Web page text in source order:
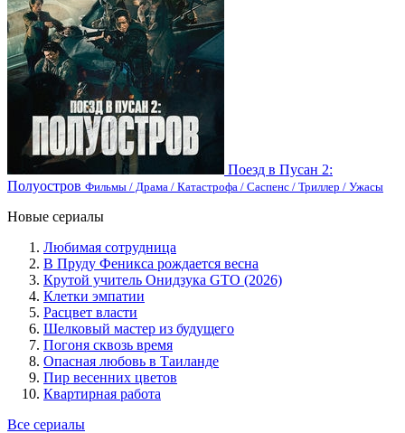
Поезд в Пусан 2:
Полуостров Фильмы / Драма / Катастрофа / Саспенс / Триллер / Ужасы
Новые сериалы
Любимая сотрудница
В Пруду Феникса рождается весна
Крутой учитель Онидзука GTO (2026)
Клетки эмпатии
Расцвет власти
Шелковый мастер из будущего
Погоня сквозь время
Опасная любовь в Таиланде
Пир весенних цветов
Квартирная работа
Все сериалы